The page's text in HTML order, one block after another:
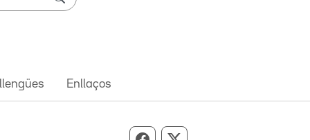
Enllaços